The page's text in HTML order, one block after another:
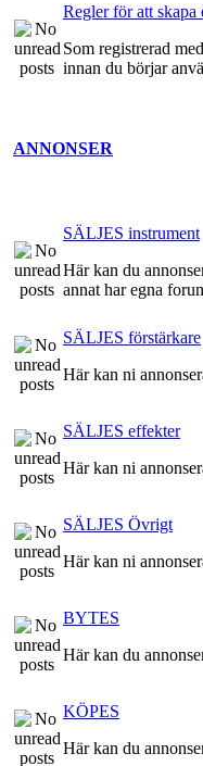
Regler för att skapa
Som registrerad
innan du börjar
ANNONSER
SÄLJES instrument
Här kan du
annat har egna
SÄLJES förstärkare
Här kan ni
SÄLJES effekter
Här kan ni
SÄLJES Övrigt
Här kan ni
BYTES
Här kan du
KÖPES
Här kan du